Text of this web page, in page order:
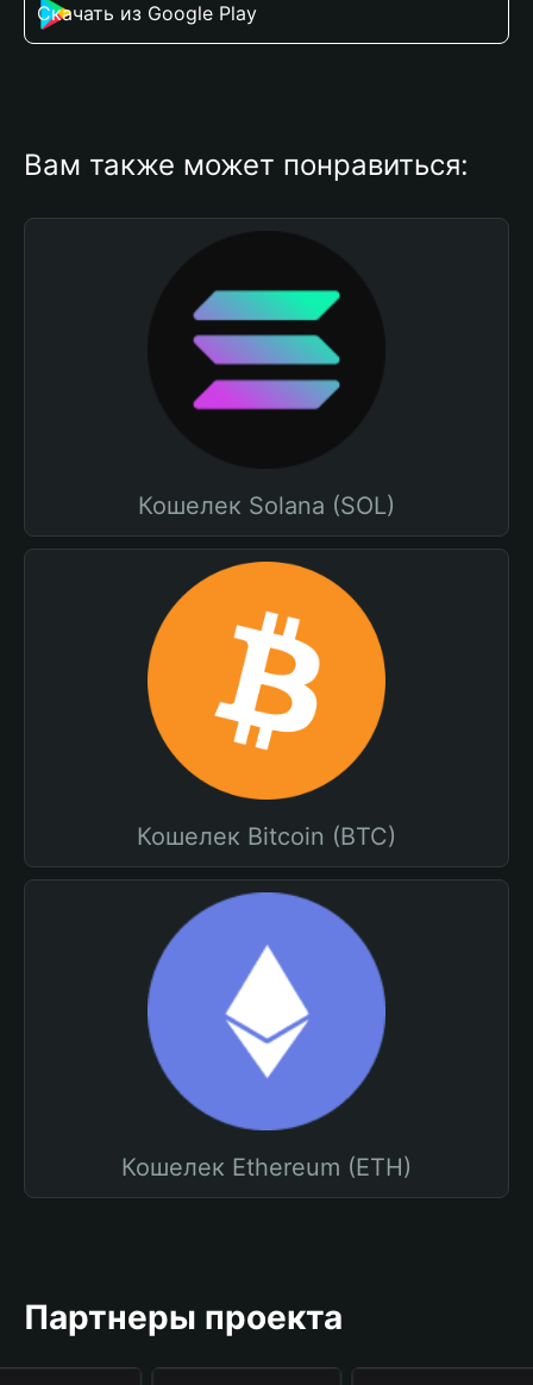
Скачать из Google Play
Вам также может понравиться:
Кошелек Solana (SOL)
Кошелек Bitcoin (BTC)
Кошелек Ethereum (ETH)
Партнеры проекта